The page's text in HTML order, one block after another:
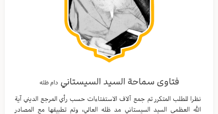
فتاوى سماحة السيد السيستاني دام ظله
نظرا للطلب المتكرر تم جمع آلاف الاستفتاءات حسب رأي المرجع الديني آية
الله العظمى السيد السيستاني مد ظله العالي، وتم تطبيقها مع المصادر